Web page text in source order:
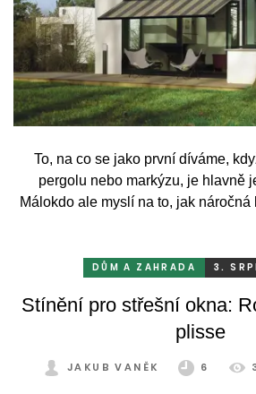
To, na co se jako první díváme,
pergolu nebo markýzu, je hlavně
Málokdo ale myslí na to, jak náročná
mrazu, ale také prachu a pylu, což
DŮM A ZAHRADA 3.
Stínění pro střešní okna:
plisse
JAKUB VANĚK 6